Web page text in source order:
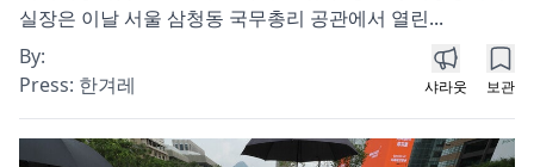
실장은 이날 서울 삼청동 국무총리 공관에서 열린...
By:
Press: 한겨레 샤라웃 보관